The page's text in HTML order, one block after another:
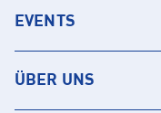
EVENTS
ÜBER UNS